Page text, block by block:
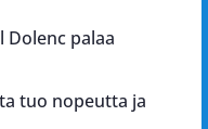
Dolenc palaa
tuo nopeutta ja